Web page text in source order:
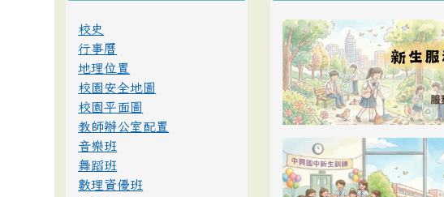
校史
行事曆
地理位置
校園安全地圖
校園平面圖
教師辦公室配置
音樂班
舞蹈班
數理資優班